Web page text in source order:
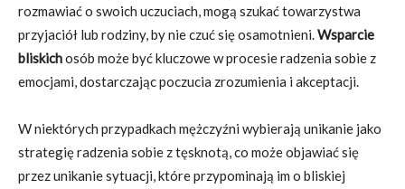
rozmawiać o swoich uczuciach, mogą szukać towarzystwa
przyjaciół lub rodziny, by nie czuć się osamotnieni.Wsparcie
bliskichosób może być kluczowe w procesie radzenia sobie z
emocjami, dostarczając poczucia zrozumienia i akceptacji.
W niektórych przypadkach mężczyźni wybierają unikanie jako
strategię radzenia sobie z tęsknotą, co może objawiać się
przez unikanie sytuacji, które przypominają im o bliskiej